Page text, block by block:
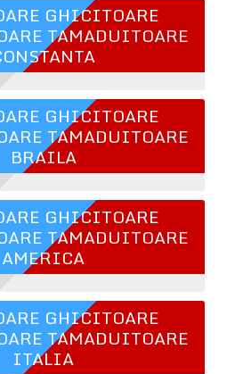
GHICITOARE
TAMADUITOARE
GHICITOARE
TAMADUITOARE
BRAILA
GHICITOARE
TAMADUITOARE
AMERICA
GHICITOARE
TAMADUITOARE
ITALIA